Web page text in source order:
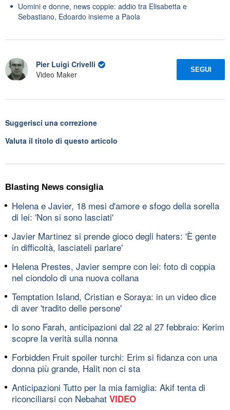
Uomini e donne, news coppie: addio tra Elisabetta e
Sebastiano, Edoardo insieme a Paola
Pier Luigi Crivelli
Video Maker
SEGUI
Suggerisci una correzione
Valuta il titolo di questo articolo
Blasting News consiglia
Helena e Javier, 18 mesi d'amore e sfogo della sorella
di lei: 'Non si sono lasciati'
Javier Martinez si prende gioco degli haters: 'È gente
in difficoltà, lasciateli parlare'
Helena Prestes, Javier sempre con lei: foto di coppia
nel ciondolo di una nuova collana
Temptation Island, Cristian e Soraya: in un video dice
di aver 'tradito delle persone'
Io sono Farah, anticipazioni dal 22 al 27 febbraio: Kerim
scopre la verità sulla nonna
Forbidden Fruit spoiler turchi: Erim si fidanza con una
donna più grande, Halit non ci sta
Anticipazioni Tutto per la mia famiglia: Akif tenta di
riconciliarsi con Nebahat VIDEO